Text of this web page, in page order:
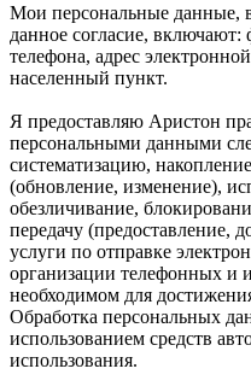
Мои персональные данные,
данное согласие,
телефона, адрес
населенный пункт.
Я предоставляю Аристон
персональными данными
систематизацию,
(обновление, изменение),
обезличивание,
передачу (предоставление,
услуги по отправке
организации телефонных и
необходимом для
Обработка персональных
использованием средств
использования.